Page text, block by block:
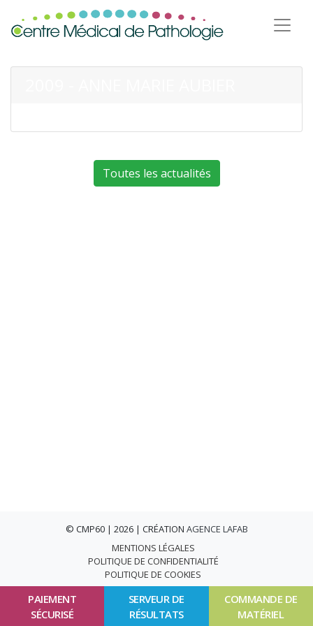
PAIEMENT
SÉCURISÉ
SERVEUR DE
RÉSULTATS
COMMANDE DE
MATÉRIEL
Toutes les actualités
© CMP60 | 2026 | CRÉATION AGENCE LAFAB
MENTIONS LÉGALES
POLITIQUE DE CONFIDENTIALITÉ
POLITIQUE DE COOKIES